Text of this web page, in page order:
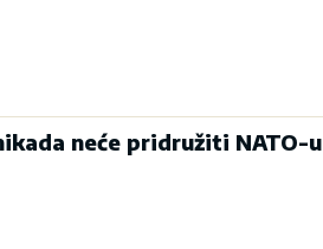
neće pridružiti NATO-u